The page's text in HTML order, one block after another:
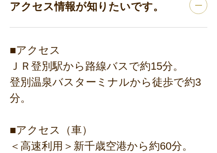
アクセス情報が知りたいです。
■アクセス
ＪＲ登別駅から路線バスで約15分。
登別温泉バスターミナルから徒歩で約3
分。
■アクセス（車）
＜高速利用＞新千歳空港から約60分。